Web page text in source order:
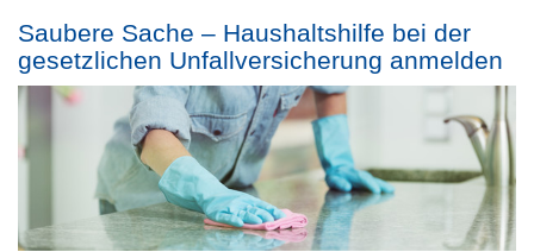
Saubere Sache – Haushaltshilfe bei der
gesetzlichen Unfallversicherung anmelden